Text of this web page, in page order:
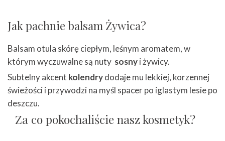
Jak pachnie balsam Żywica?
Balsam otula skórę ciepłym, leśnym aromatem, w
którym wyczuwalne są nuty sosnyi żywicy.
Subtelny akcent kolendrydodaje mu lekkiej, korzennej
świeżości i przywodzi na myśl spacer po iglastym lesie po
deszczu.
Za co pokochaliście nasz kosmetyk?